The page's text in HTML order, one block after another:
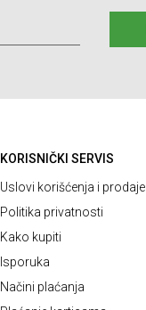
KORISNIČKI SERVIS
Uslovi korišćenja i prodaje
Politika privatnosti
Kako kupiti
Isporuka
Načini plaćanja